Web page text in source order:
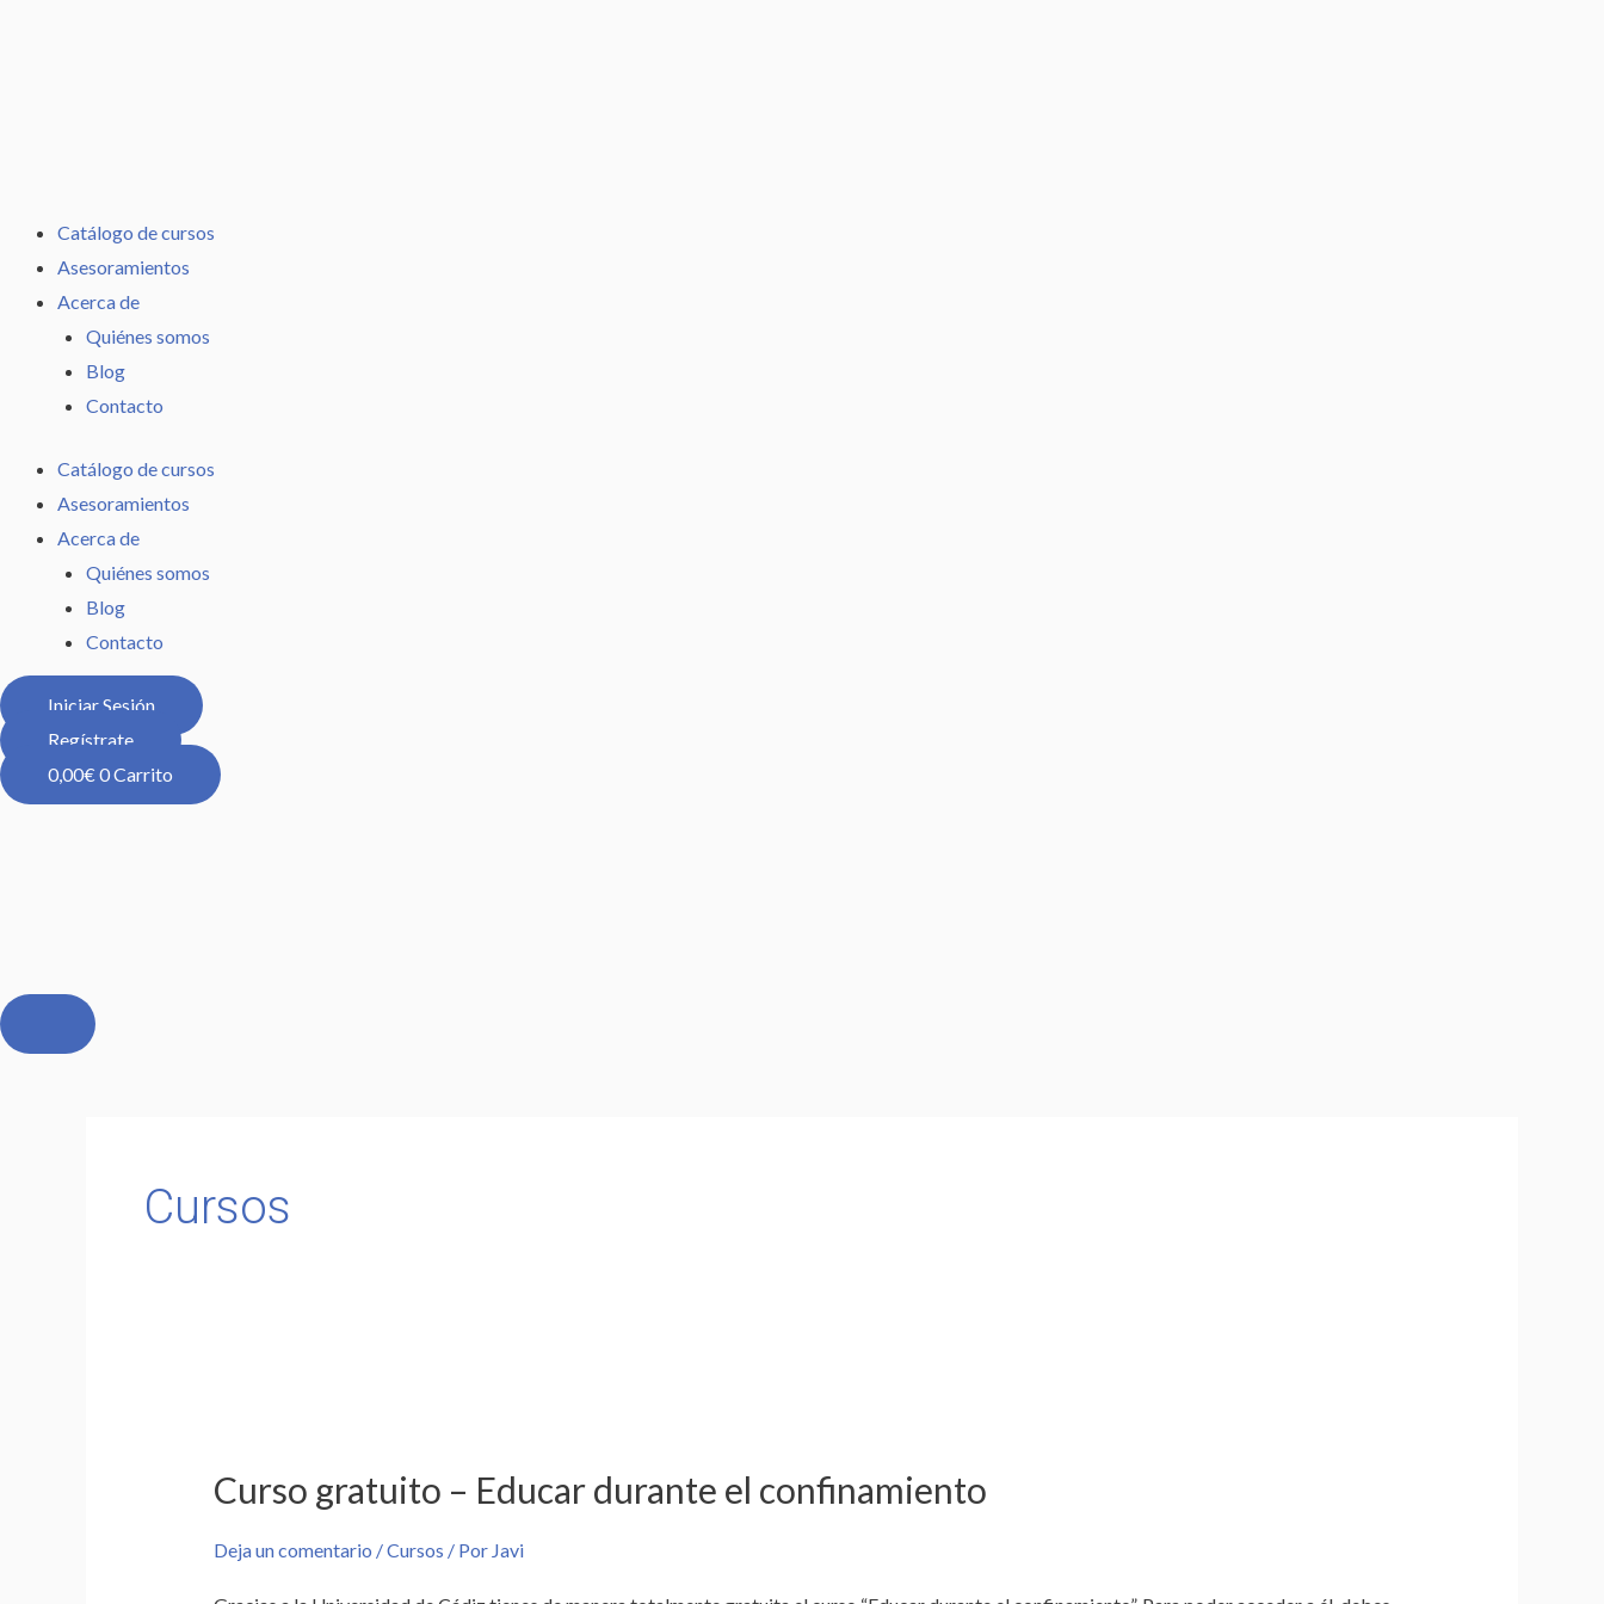
Catálogo de cursos
Asesoramientos
Acerca de
Quiénes somos
Blog
Contacto
Catálogo de cursos
Asesoramientos
Acerca de
Quiénes somos
Blog
Contacto
Iniciar Sesión
Regístrate
0,00€0Carrito
Cursos
Curso gratuito – Educar durante el confinamiento
Deja un comentario /Cursos / Por Javi
–
durante
el